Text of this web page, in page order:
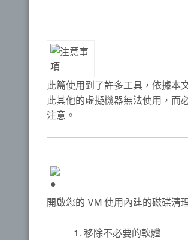
此篇使用到了許多工具，依據本
此其他的虛擬機器無法使用，而
注意。
開啟您的 VM 使用內建的磁碟清
移除不必要的軟體